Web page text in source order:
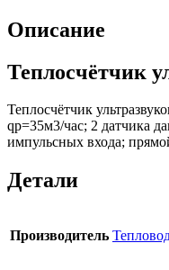
Описание
Теплосчётчик
Теплосчётчик
qp=35м3/час; 2 датчика
импульсных входа;
Детали
Производитель